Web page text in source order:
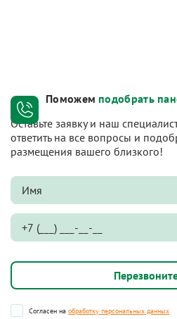
Поможем подобрать
Оставьте заявку и наш
ответить на все вопросы и
размещения вашего близкого!
Согласен на обработку персональных данных